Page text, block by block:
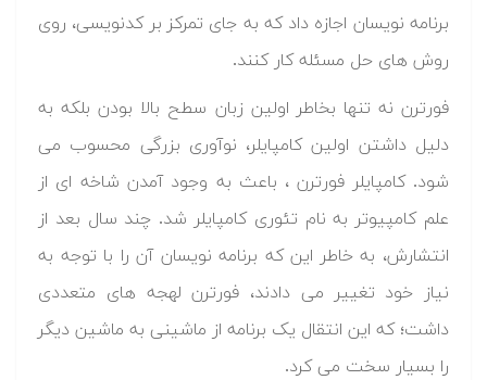
برنامه نویسان اجازه داد که به جای تمرکز بر کدنویسی، روی
روش های حل مسئله کار کنند.
فورترن نه تنها بخاطر اولین زبان سطح بالا بودن بلکه به
دلیل داشتن اولین کامپایلر، نوآوری بزرگی محسوب می
شود. کامپایلر فورترن ، باعث به وجود آمدن شاخه ای از
علم کامپیوتر به نام تئوری کامپایلر شد. چند سال بعد از
انتشارش، به خاطر این که برنامه نویسان آن را با توجه به
نیاز خود تغییر می دادند، فورترن لهجه های متعددی
داشت؛ که این انتقال یک برنامه از ماشینی به ماشین دیگر
را بسیار سخت می کرد.